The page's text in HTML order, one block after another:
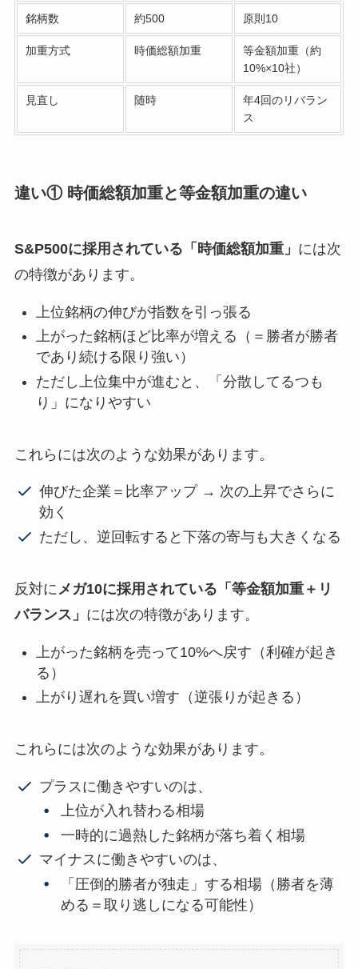
銘柄数 約500 原則10
加重方式 時価総額加重
等金額加重（約
10%×10社）
見直し 随時
年4回のリバラン
ス
違い① 時価総額加重と等金額加重の違い
S&P500に採用されている「時価総額加重」 には次
の特徴があります。
上位銘柄の伸びが指数を引っ張る
上がった銘柄ほど比率が増える（＝勝者が勝者
であり続ける限り強い）
ただし上位集中が進むと、「分散してるつも
り」になりやすい
これらには次のような効果があります。
伸びた企業＝比率アップ → 次の上昇でさらに
効く
ただし、逆回転すると下落の寄与も大きくなる
反対に メガ10に採用されている「等金額加重＋リ
バランス」 には次の特徴があります。
上がった銘柄を売って10%へ戻す（利確が起き
る）
上がり遅れを買い増す（逆張りが起きる）
これらには次のような効果があります。
プラスに働きやすいのは、
上位が入れ替わる相場
一時的に過熱した銘柄が落ち着く相場
マイナスに働きやすいのは、
「圧倒的勝者が独走」する相場（勝者を薄
める＝取り逃しになる可能性）